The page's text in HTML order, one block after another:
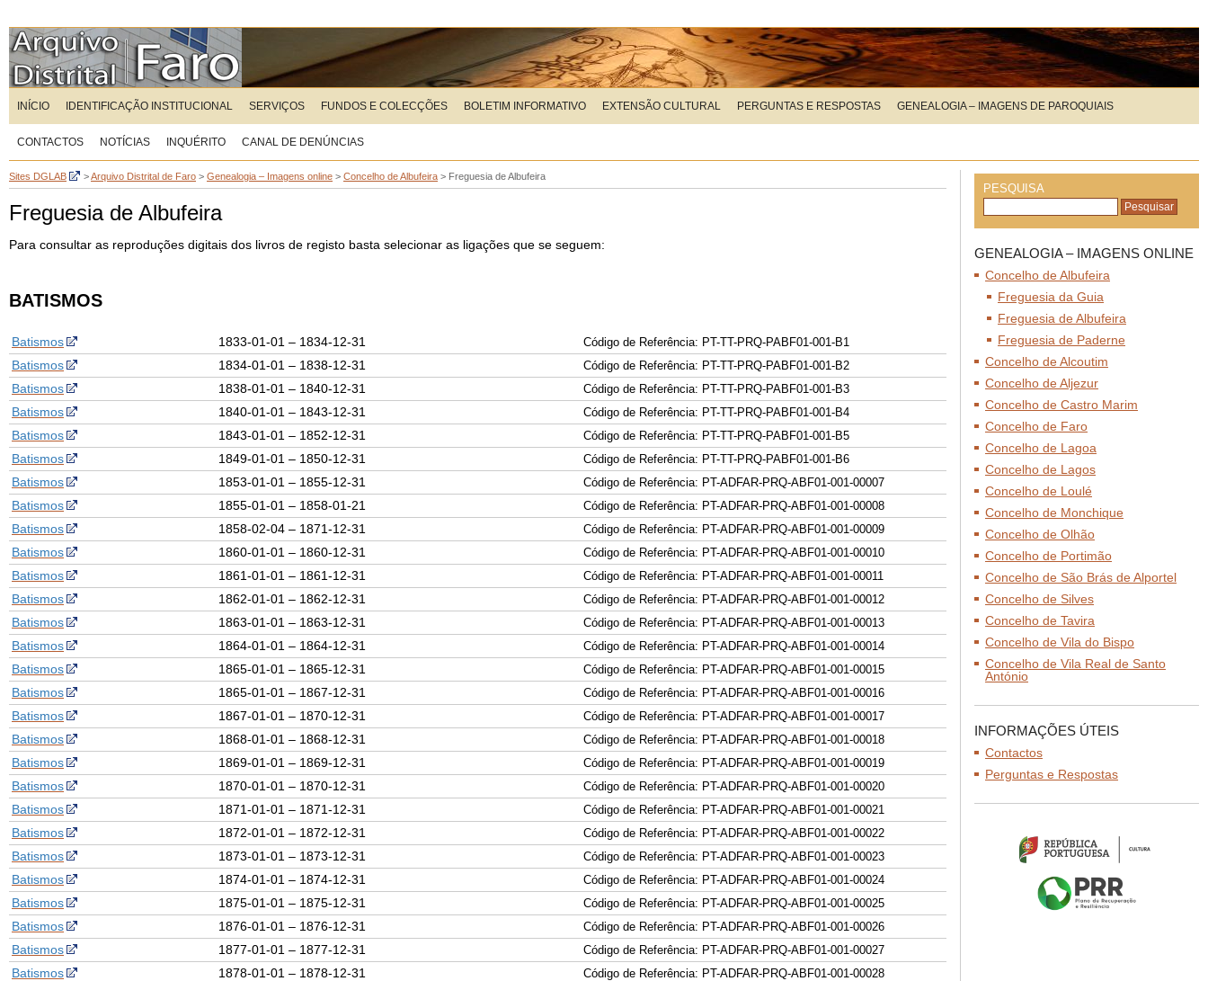
INÍCIO IDENTIFICAÇÃO INSTITUCIONAL SERVIÇOS FUNDOS E COLECÇÕES BOLETIM INFORMATIVO EXTENSÃO CULTURAL PERGUNTAS E RESPOSTAS GENEALOGIA – IMAGENS DE PAROQUIAIS
CONTACTOS NOTÍCIAS INQUÉRITO CANAL DE DENÚNCIAS
Sites DGLAB >Arquivo Distrital de Faro > Genealogia – Imagens online > Concelho de Albufeira > Freguesia de Albufeira
Freguesia de Albufeira
Para consultar as reproduções digitais dos livros de registo basta selecionar as ligações que se seguem:
BATISMOS
Batismos 1833-01-01 – 1834-12-31 Código de Referência: PT-TT-PRQ-PABF01-001-B1
Batismos 1834-01-01 – 1838-12-31 Código de Referência: PT-TT-PRQ-PABF01-001-B2
Batismos 1838-01-01 – 1840-12-31 Código de Referência: PT-TT-PRQ-PABF01-001-B3
Batismos 1840-01-01 – 1843-12-31 Código de Referência: PT-TT-PRQ-PABF01-001-B4
Batismos 1843-01-01 – 1852-12-31 Código de Referência: PT-TT-PRQ-PABF01-001-B5
Batismos 1849-01-01 – 1850-12-31 Código de Referência: PT-TT-PRQ-PABF01-001-B6
Batismos 1853-01-01 – 1855-12-31 Código de Referência: PT-ADFAR-PRQ-ABF01-001-00007
Batismos 1855-01-01 – 1858-01-21 Código de Referência: PT-ADFAR-PRQ-ABF01-001-00008
Batismos 1858-02-04 – 1871-12-31 Código de Referência: PT-ADFAR-PRQ-ABF01-001-00009
Batismos 1860-01-01 – 1860-12-31 Código de Referência: PT-ADFAR-PRQ-ABF01-001-00010
Batismos 1861-01-01 – 1861-12-31 Código de Referência: PT-ADFAR-PRQ-ABF01-001-00011
Batismos 1862-01-01 – 1862-12-31 Código de Referência: PT-ADFAR-PRQ-ABF01-001-00012
Batismos 1863-01-01 – 1863-12-31 Código de Referência: PT-ADFAR-PRQ-ABF01-001-00013
Batismos 1864-01-01 – 1864-12-31 Código de Referência: PT-ADFAR-PRQ-ABF01-001-00014
Batismos 1865-01-01 – 1865-12-31 Código de Referência: PT-ADFAR-PRQ-ABF01-001-00015
Batismos 1865-01-01 – 1867-12-31 Código de Referência: PT-ADFAR-PRQ-ABF01-001-00016
Batismos 1867-01-01 – 1870-12-31 Código de Referência: PT-ADFAR-PRQ-ABF01-001-00017
Batismos 1868-01-01 – 1868-12-31 Código de Referência: PT-ADFAR-PRQ-ABF01-001-00018
Batismos 1869-01-01 – 1869-12-31 Código de Referência: PT-ADFAR-PRQ-ABF01-001-00019
Batismos 1870-01-01 – 1870-12-31 Código de Referência: PT-ADFAR-PRQ-ABF01-001-00020
Batismos 1871-01-01 – 1871-12-31 Código de Referência: PT-ADFAR-PRQ-ABF01-001-00021
Batismos 1872-01-01 – 1872-12-31 Código de Referência: PT-ADFAR-PRQ-ABF01-001-00022
Batismos 1873-01-01 – 1873-12-31 Código de Referência: PT-ADFAR-PRQ-ABF01-001-00023
Batismos 1874-01-01 – 1874-12-31 Código de Referência: PT-ADFAR-PRQ-ABF01-001-00024
Batismos 1875-01-01 – 1875-12-31 Código de Referência: PT-ADFAR-PRQ-ABF01-001-00025
Batismos 1876-01-01 – 1876-12-31 Código de Referência: PT-ADFAR-PRQ-ABF01-001-00026
Batismos 1877-01-01 – 1877-12-31 Código de Referência: PT-ADFAR-PRQ-ABF01-001-00027
Batismos 1878-01-01 – 1878-12-31 Código de Referência: PT-ADFAR-PRQ-ABF01-001-00028
PESQUISA
GENEALOGIA – IMAGENS ONLINE
Concelho de Albufeira
Freguesia da Guia
Freguesia de Albufeira
Freguesia de Paderne
Concelho de Alcoutim
Concelho de Aljezur
Concelho de Castro Marim
Concelho de Faro
Concelho de Lagoa
Concelho de Lagos
Concelho de Loulé
Concelho de Monchique
Concelho de Olhão
Concelho de Portimão
Concelho de São Brás de Alportel
Concelho de Silves
Concelho de Tavira
Concelho de Vila do Bispo
Concelho de Vila Real de Santo
António
INFORMAÇÕES ÚTEIS
Contactos
Perguntas e Respostas